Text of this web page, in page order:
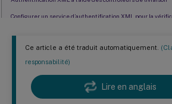
Ce article a été traduit automatiquement.
responsabilité)
Lire en anglais
Configurer un service d’authentification XML pour la